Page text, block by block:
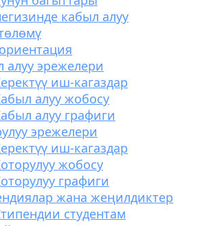
кабыл алуу
алуу эрежелери
иш-кагаздар
алуу жобосу
алуу графиги
эрежелери
иш-кагаздар
жобосу
графиги
жана жеңилдиктер
студентам